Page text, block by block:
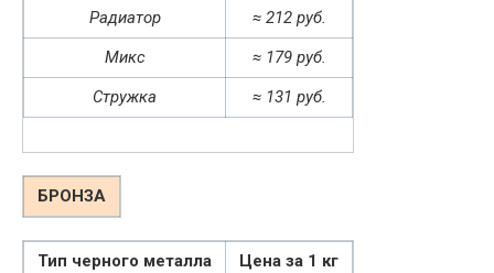
Радиатор
≈ 212 руб.
Микс
≈ 179 руб.
Стружка
≈ 131 руб.
БРОНЗА
Тип черного металла
Цена за 1 кг